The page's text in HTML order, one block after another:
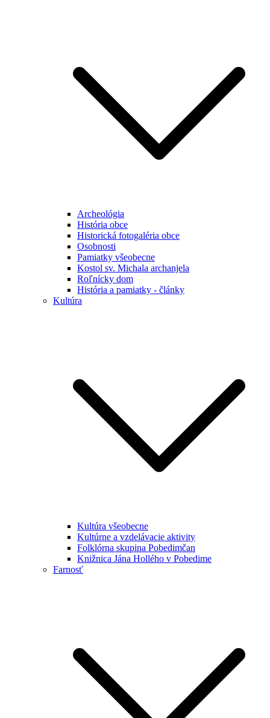
Archeológia
História obce
Historická fotogaléria obce
Osobnosti
Pamiatky všeobecne
Kostol sv. Michala archanjela
Roľnícky dom
História a pamiatky - články
Kultúra
Kultúra všeobecne
Kultúrne a vzdelávacie aktivity
Folklórna skupina Pobedimčan
Knižnica Jána Hollého v Pobedime
Farnosť